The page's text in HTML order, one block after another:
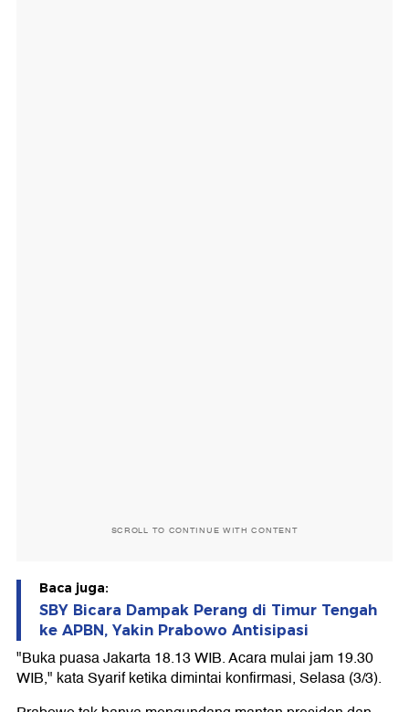
SCROLL TO CONTINUE WITH CONTENT
Baca juga:
SBY Bicara Dampak Perang di Timur Tengah
ke APBN, Yakin Prabowo Antisipasi
"Buka puasa Jakarta 18.13 WIB. Acara mulai jam 19.30
WIB," kata Syarif ketika dimintai konfirmasi, Selasa (3/3).